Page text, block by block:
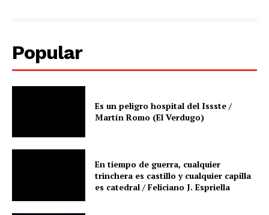
Popular
Es un peligro hospital del Issste /
Martín Romo (El Verdugo)
En tiempo de guerra, cualquier
trinchera es castillo y cualquier capilla
es catedral / Feliciano J. Espriella